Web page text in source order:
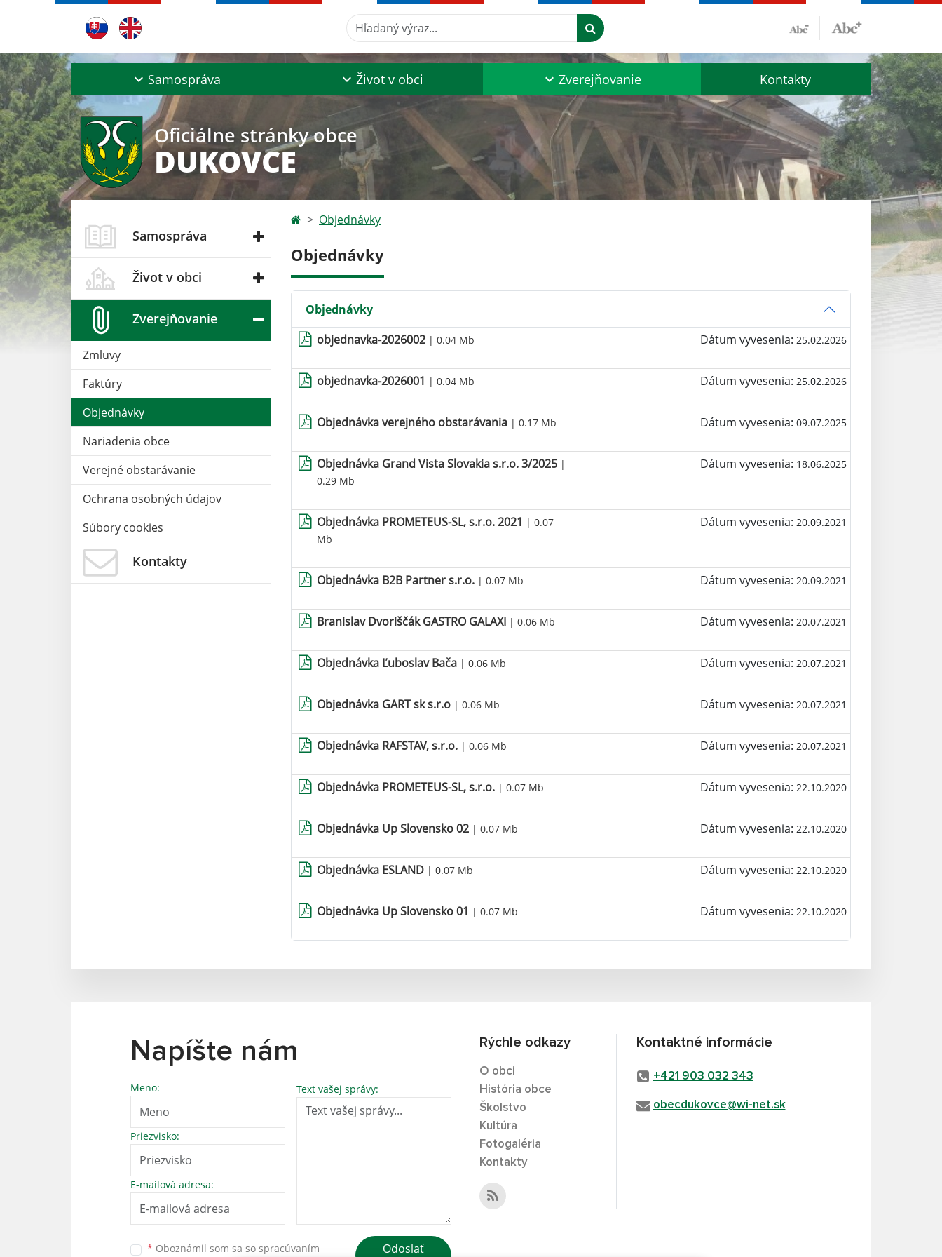
Hľadaný výraz...
Samospráva Život v obci Zverejňovanie Kontakty
Oficiálne stránky obce
DUKOVCE
Samospráva
Život v obci
Zverejňovanie
Zmluvy
Faktúry
Objednávky
Nariadenia obce
Verejné obstarávanie
Ochrana osobných údajov
Súbory cookies
Kontakty
Objednávky
Objednávky
Objednávky
objednavka-2026002 | 0.04 Mb Dátum vyvesenia: 25.02.2026
objednavka-2026001 | 0.04 Mb Dátum vyvesenia: 25.02.2026
Objednávka verejného obstarávania | 0.17 Mb Dátum vyvesenia: 09.07.2025
Objednávka Grand Vista Slovakia s.r.o. 3/2025 |
0.29 Mb
Dátum vyvesenia: 18.06.2025
Objednávka PROMETEUS-SL, s.r.o. 2021 | 0.07
Mb
Dátum vyvesenia: 20.09.2021
Objednávka B2B Partner s.r.o. | 0.07 Mb Dátum vyvesenia: 20.09.2021
Branislav Dvoriščák GASTRO GALAXI | 0.06 Mb Dátum vyvesenia: 20.07.2021
Objednávka Ľuboslav Bača | 0.06 Mb Dátum vyvesenia: 20.07.2021
Objednávka GART sk s.r.o | 0.06 Mb Dátum vyvesenia: 20.07.2021
Objednávka RAFSTAV, s.r.o. | 0.06 Mb Dátum vyvesenia: 20.07.2021
Objednávka PROMETEUS-SL, s.r.o. | 0.07 Mb Dátum vyvesenia: 22.10.2020
Objednávka Up Slovensko 02 | 0.07 Mb Dátum vyvesenia: 22.10.2020
Objednávka ESLAND | 0.07 Mb Dátum vyvesenia: 22.10.2020
Objednávka Up Slovensko 01 | 0.07 Mb Dátum vyvesenia: 22.10.2020
Napíšte nám
Meno:
Priezvisko:
E-mailová adresa:
Text vašej správy:
* Oboznámil som sa so spracúvaním
Odoslať
Rýchle odkazy
O obci
História obce
Školstvo
Kultúra
Fotogaléria
Kontakty
Kontaktné informácie
+421 903 032 343
obecdukovce@wi-net.sk